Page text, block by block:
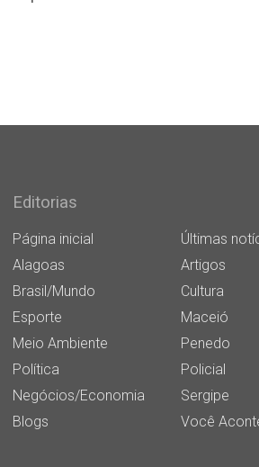
Editorias
Página inicial
Últimas
Alagoas
Artigos
Brasil/Mundo
Cultura
Esporte
Maceió
Meio Ambiente
Penedo
Política
Policial
Negócios/Economia
Sergipe
Blogs
Você